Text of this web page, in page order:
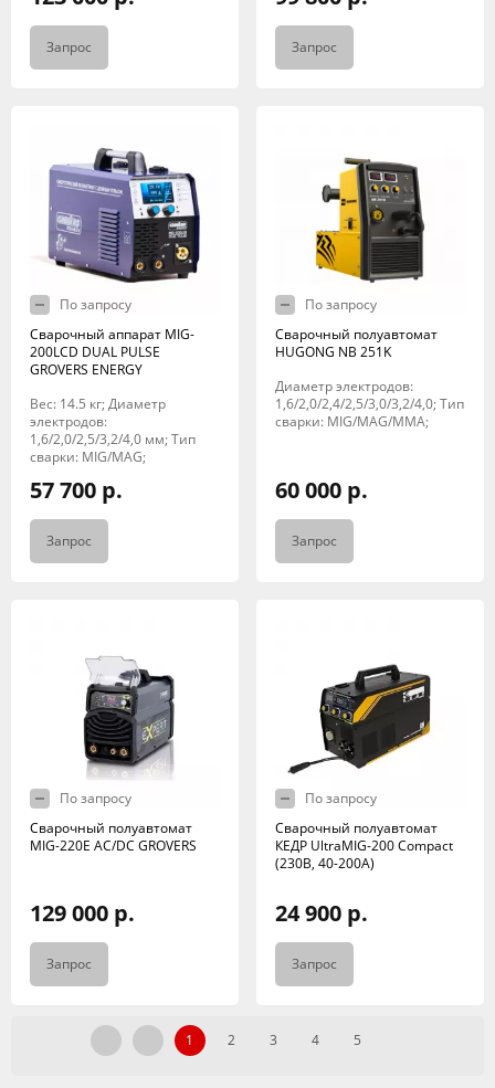
Запрос Запрос
По запросу
Сварочный аппарат MIG-
200LCD DUAL PULSE
GROVERS ENERGY
Вес: 14.5 кг; Диаметр
электродов:
1,6/2,0/2,5/3,2/4,0 мм; Тип
сварки: MIG/MAG;
57 700 р.
Запрос
По запросу
Сварочный полуавтомат
HUGONG NB 251K
Диаметр электродов:
1,6/2,0/2,4/2,5/3,0/3,2/4,0; Тип
сварки: MIG/MAG/MMA;
60 000 р.
Запрос
По запросу
Сварочный полуавтомат
MIG-220E AC/DC GROVERS
129 000 р.
Запрос
По запросу
Сварочный полуавтомат
КЕДР UltraMIG-200 Compact
(230B, 40-200A)
24 900 р.
Запрос
1 2 3 4 5